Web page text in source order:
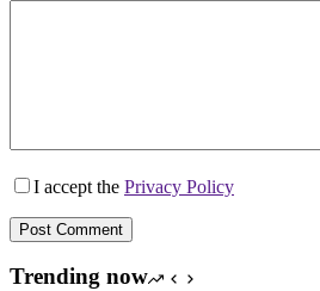
I accept the Privacy Policy
Post Comment
Trending now